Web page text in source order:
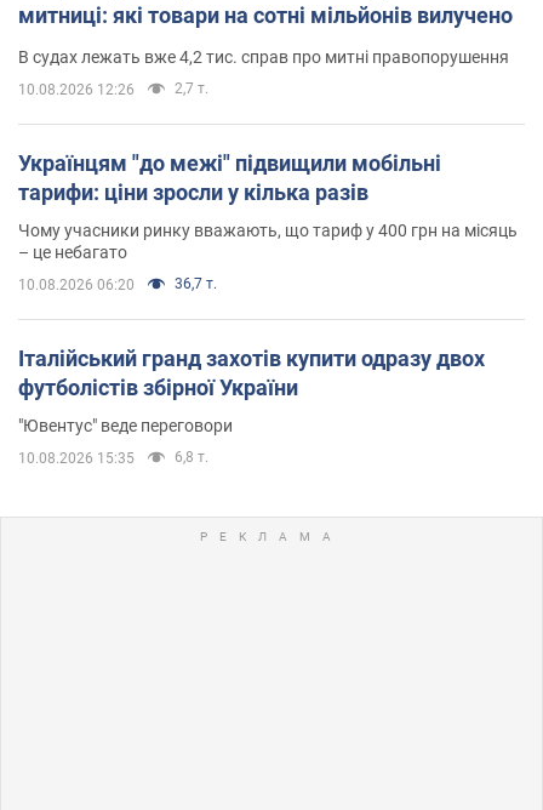
митниці: які товари на сотні мільйонів вилучено
В судах лежать вже 4,2 тис. справ про митні правопорушення
10.08.2026 12:26 2,7 т.
Українцям "до межі" підвищили мобільні
тарифи: ціни зросли у кілька разів
Чому учасники ринку вважають, що тариф у 400 грн на місяць
– це небагато
10.08.2026 06:20 36,7 т.
Італійський гранд захотів купити одразу двох
футболістів збірної України
"Ювентус" веде переговори
10.08.2026 15:35 6,8 т.